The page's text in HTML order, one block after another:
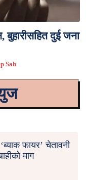
बुहारीसहित दुई जना
Sah
फायर’ चेतावनी
माग